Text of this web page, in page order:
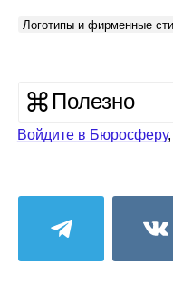
Логотипы и фирменные
Полезно
Войдите в Бюросферу